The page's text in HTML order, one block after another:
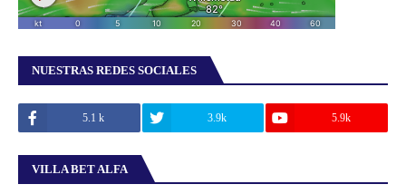
NUESTRAS REDES SOCIALES
5.1 k 3.9k 5.9k
VILLA BET ALFA